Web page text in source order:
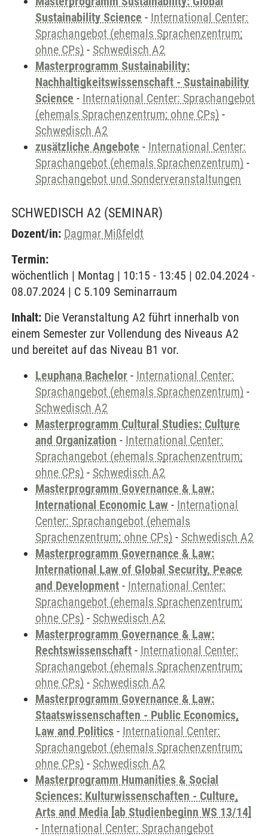
Sustainability Science - International Center:
Sprachangebot (ehemals Sprachenzentrum;
ohne CPs) - Schwedisch A2
Masterprogramm Sustainability:
Nachhaltigkeitswissenschaft - Sustainability
Science - International Center: Sprachangebot
(ehemals Sprachenzentrum; ohne CPs) -
Schwedisch A2
zusätzliche Angebote - International Center:
Sprachangebot (ehemals Sprachenzentrum) -
Sprachangebot und Sonderveranstaltungen
SCHWEDISCH A2 (SEMINAR)
Dozent/in: Dagmar Mißfeldt
Termin:
wöchentlich | Montag | 10:15 - 13:45 | 02.04.2024 -
08.07.2024 | C 5.109 Seminarraum
Inhalt: Die Veranstaltung A2 führt innerhalb von
einem Semester zur Vollendung des Niveaus A2
und bereitet auf das Niveau B1 vor.
Leuphana Bachelor - International Center:
Sprachangebot (ehemals Sprachenzentrum) -
Schwedisch A2
Masterprogramm Cultural Studies: Culture
and Organization - International Center:
Sprachangebot (ehemals Sprachenzentrum;
ohne CPs) - Schwedisch A2
Masterprogramm Governance & Law:
International Economic Law - International
Center: Sprachangebot (ehemals
Sprachenzentrum; ohne CPs) - Schwedisch A2
Masterprogramm Governance & Law:
International Law of Global Security, Peace
and Development - International Center:
Sprachangebot (ehemals Sprachenzentrum;
ohne CPs) - Schwedisch A2
Masterprogramm Governance & Law:
Rechtswissenschaft - International Center:
Sprachangebot (ehemals Sprachenzentrum;
ohne CPs) - Schwedisch A2
Masterprogramm Governance & Law:
Staatswissenschaften - Public Economics,
Law and Politics - International Center:
Sprachangebot (ehemals Sprachenzentrum;
ohne CPs) - Schwedisch A2
Masterprogramm Humanities & Social
Sciences: Kulturwissenschaften - Culture,
Arts and Media [ab Studienbeginn WS 13/14]
- International Center: Sprachangebot